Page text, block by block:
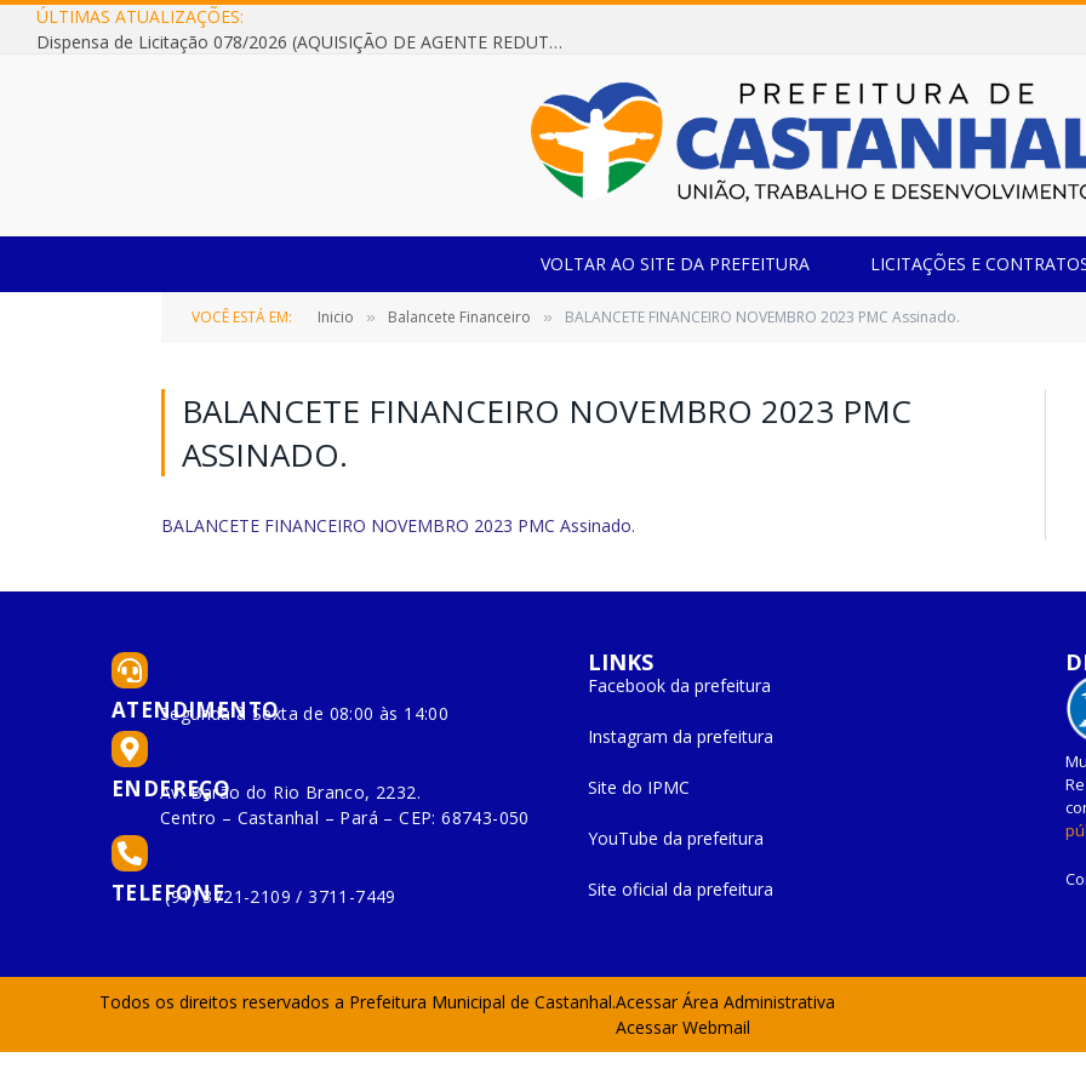
ÚLTIMAS ATUALIZAÇÕES:
Dispensa de Licitação 078/2026 (AQUISIÇÃO DE AGENTE REDUTOR LÍQUIDO AUTOMOTIVO – ARLA 32, PARA ATENDER A FROTA OFICIAL DE VEÍCULOS DA SECRETARIA MUNICIPAL DE EDUCAÇÃO DO MUNICÍPIO DE CASTANHAL/PA)
VOLTAR AO SITE DA PREFEITURA LICITAÇÕES E
VOCÊ ESTÁ EM: Inicio » Balancete Financeiro » BALANCETE FINANCEIRO NOVEMBRO 2023 PMC Assinado.
BALANCETE FINANCEIRO NOVEMBRO 2023 PMC
ASSINADO.
BALANCETE FINANCEIRO NOVEMBRO 2023 PMC Assinado.
ATENDIMENTO
Segunda à Sexta de 08:00 às 14:00
ENDEREÇO
Av. Barão do Rio Branco, 2232.
Centro – Castanhal – Pará – CEP: 68743-050
TELEFONE
(91) 3721-2109 / 3711-7449
LINKS
Facebook da prefeitura
Instagram da prefeitura
Site do IPMC
YouTube da prefeitura
Site oficial da prefeitura
Todos os direitos reservados a Prefeitura Municipal de Castanhal.Acessar Área Administrativa
Acessar Webmail